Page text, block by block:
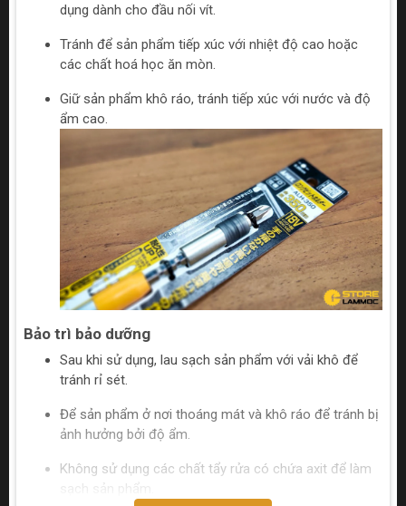
dụng dành cho đầu nối vít.
Tránh để sản phẩm tiếp xúc với nhiệt độ cao hoặc
các chất hoá học ăn mòn.
Giữ sản phẩm khô ráo, tránh tiếp xúc với nước và độ
ẩm cao.
Bảo trì bảo dưỡng
Sau khi sử dụng, lau sạch sản phẩm với vải khô để
tránh rỉ sét.
Để sản phẩm ở nơi thoáng mát và khô ráo để tránh bị
ảnh hưởng bởi độ ẩm.
Không sử dụng các chất tẩy rửa có chứa axit để làm
sạch sản phẩm.